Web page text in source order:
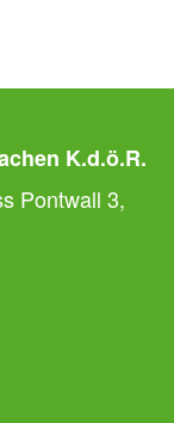
K.d.ö.R.
Pontwall 3,